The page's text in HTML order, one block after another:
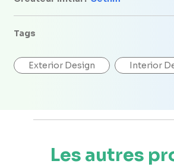
Tags
Exterior Design Interior
Les autres